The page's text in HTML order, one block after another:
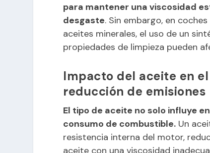
para mantener una viscosidad
desgaste. Sin embargo, en
aceites minerales, el uso de un
propiedades de limpieza pueden
Impacto del aceite en
reducción de emisiones
El tipo de aceite no solo influye
consumo de combustible. Un
resistencia interna del motor,
aceite con una viscosidad